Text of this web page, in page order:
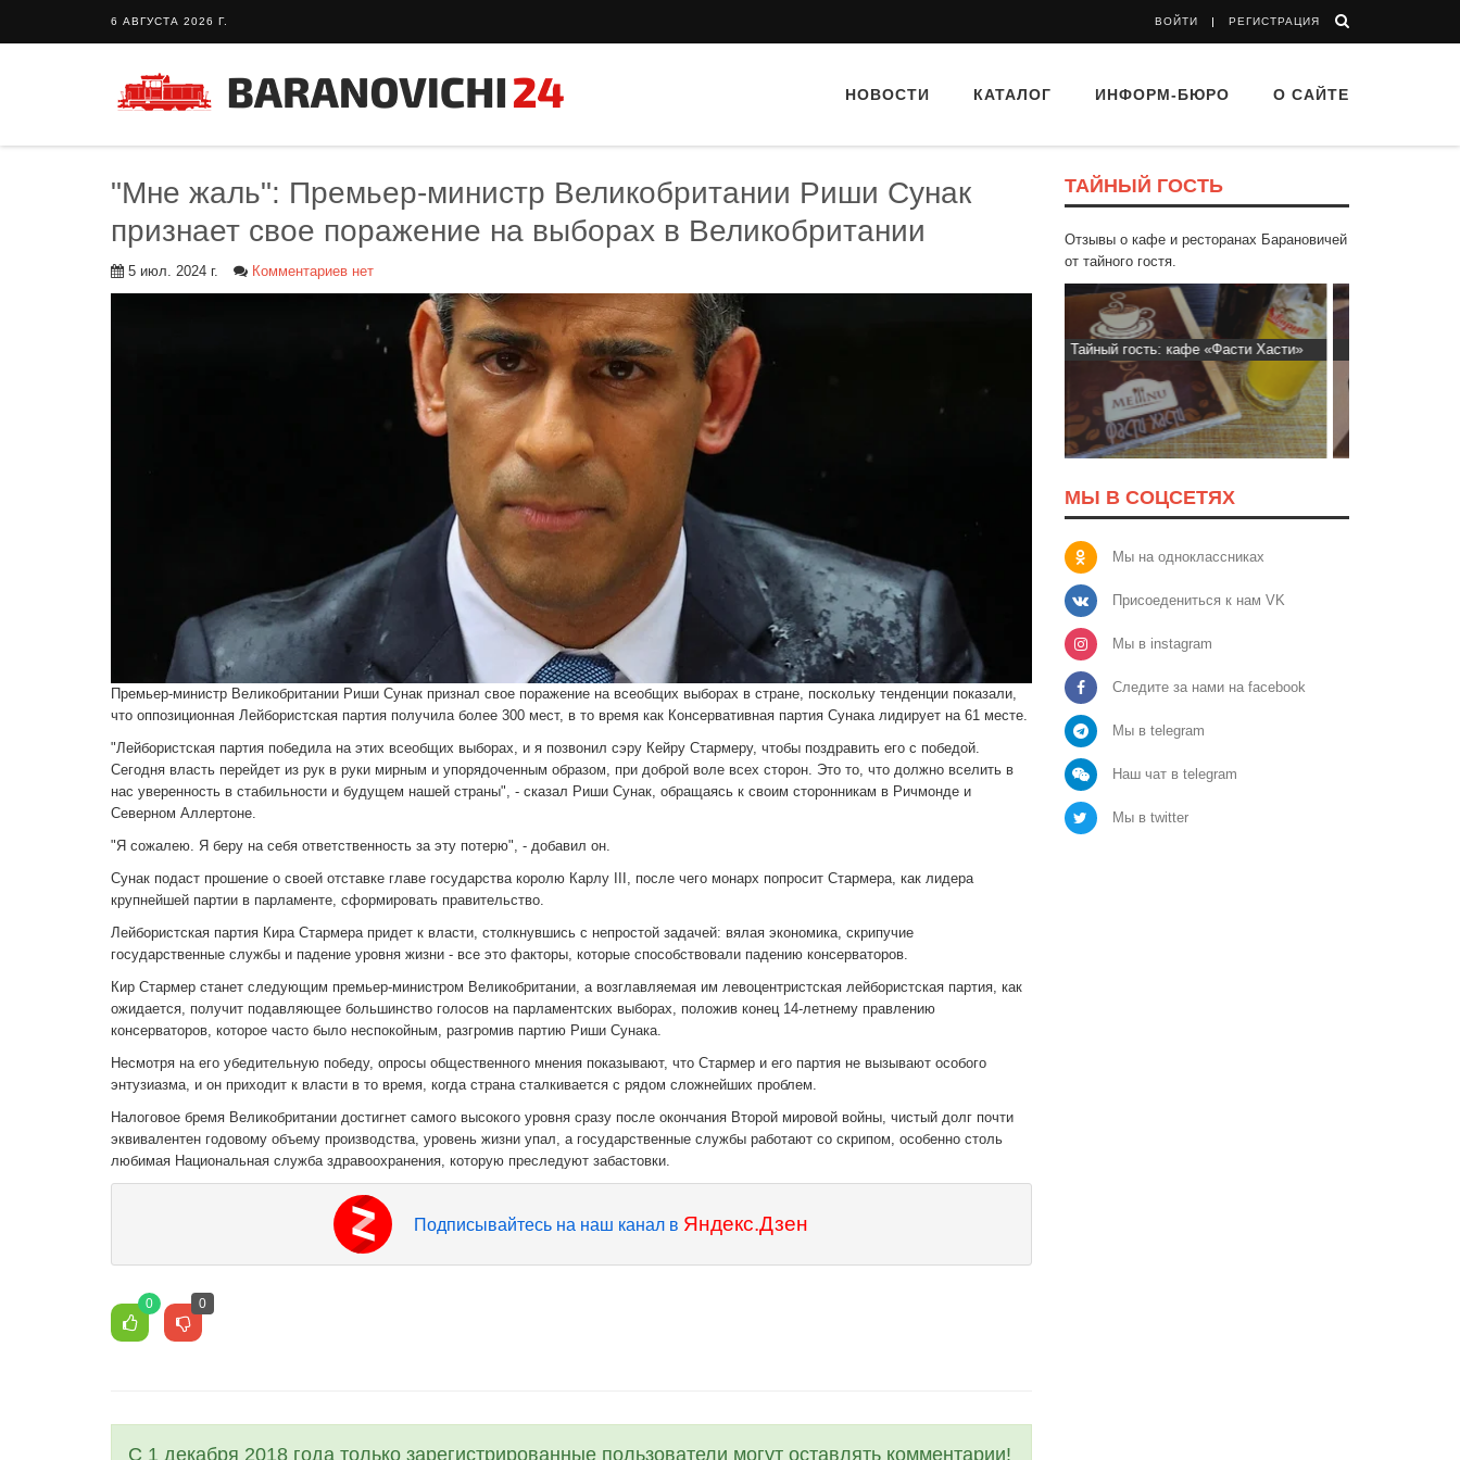
6 АВГУСТА 2026 Г. ВОЙТИ РЕГИСТРАЦИЯ
НОВОСТИ КАТАЛОГ ИНФОРМ-БЮРО О САЙТЕ
"Мне жаль": Премьер-министр Великобритании Риши Сунак
признает свое поражение на выборах в Великобритании
5 июл. 2024 г. Комментариев нет
Премьер-министр Великобритании Риши Сунак признал свое поражение на всеобщих выборах в стране, поскольку тенденции показали,
что оппозиционная Лейбористская партия получила более 300 мест, в то время как Консервативная партия Сунака лидирует на 61 месте.
"Лейбористская партия победила на этих всеобщих выборах, и я позвонил сэру Кейру Стармеру, чтобы поздравить его с победой.
Сегодня власть перейдет из рук в руки мирным и упорядоченным образом, при доброй воле всех сторон. Это то, что должно вселить в
нас уверенность в стабильности и будущем нашей страны", - сказал Риши Сунак, обращаясь к своим сторонникам в Ричмонде и
Северном Аллертоне.
"Я сожалею. Я беру на себя ответственность за эту потерю", - добавил он.
Сунак подаст прошение о своей отставке главе государства королю Карлу III, после чего монарх попросит Стармера, как лидера
крупнейшей партии в парламенте, сформировать правительство.
Лейбористская партия Кира Стармера придет к власти, столкнувшись с непростой задачей: вялая экономика, скрипучие
государственные службы и падение уровня жизни - все это факторы, которые способствовали падению консерваторов.
Кир Стармер станет следующим премьер-министром Великобритании, а возглавляемая им левоцентристская лейбористская партия, как
ожидается, получит подавляющее большинство голосов на парламентских выборах, положив конец 14-летнему правлению
консерваторов, которое часто было неспокойным, разгромив партию Риши Сунака.
Несмотря на его убедительную победу, опросы общественного мнения показывают, что Стармер и его партия не вызывают особого
энтузиазма, и он приходит к власти в то время, когда страна сталкивается с рядом сложнейших проблем.
Налоговое бремя Великобритании достигнет самого высокого уровня сразу после окончания Второй мировой войны, чистый долг почти
эквивалентен годовому объему производства, уровень жизни упал, а государственные службы работают со скрипом, особенно столь
любимая Национальная служба здравоохранения, которую преследуют забастовки.
Подписывайтесь на наш канал в Яндекс.Дзен
0 0
С 1 декабря 2018 года только зарегистрированные пользователи могут оставлять комментарии!
ТАЙНЫЙ ГОСТЬ
Отзывы о кафе и ресторанах Барановичей
от тайного гостя.
Тайный гость: Ресторан “Папараць
Кветка”
Тайный гость: Кафе "Grand Buffet"
МЫ В СОЦСЕТЯХ
Мы на одноклассниках
Присоедениться к нам VK
Мы в instagram
Следите за нами на facebook
Мы в telegram
Наш чат в telegram
Мы в twitter